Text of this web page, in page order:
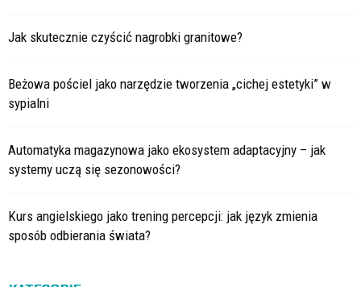
Jak skutecznie czyścić nagrobki granitowe?
Beżowa pościel jako narzędzie tworzenia „cichej estetyki” w
sypialni
Automatyka magazynowa jako ekosystem adaptacyjny – jak
systemy uczą się sezonowości?
Kurs angielskiego jako trening percepcji: jak język zmienia
sposób odbierania świata?